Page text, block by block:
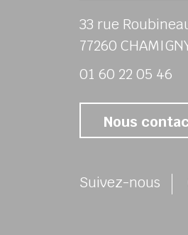
33 rue
77260
01 60 22 05 46
Nous
Suivez-nous